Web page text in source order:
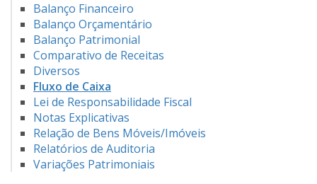
Balanço Financeiro
Balanço Orçamentário
Balanço Patrimonial
Comparativo de Receitas
Diversos
Fluxo de Caixa
Lei de Responsabilidade Fiscal
Notas Explicativas
Relação de Bens Móveis/Imóveis
Relatórios de Auditoria
Variações Patrimoniais